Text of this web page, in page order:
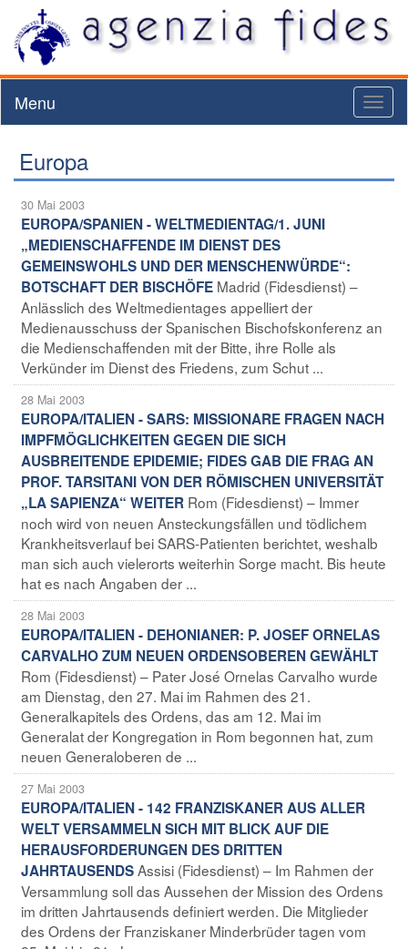
Menu
Europa
30 Mai 2003
EUROPA/SPANIEN - WELTMEDIENTAG/1. JUNI
„MEDIENSCHAFFENDE IM DIENST DES
GEMEINSWOHLS UND DER MENSCHENWÜRDE“:
BOTSCHAFT DER BISCHÖFE Madrid (Fidesdienst) –
Anlässlich des Weltmedientages appelliert der
Medienausschuss der Spanischen Bischofskonferenz an
die Medienschaffenden mit der Bitte, ihre Rolle als
Verkünder im Dienst des Friedens, zum Schut ...
28 Mai 2003
EUROPA/ITALIEN - SARS: MISSIONARE FRAGEN NACH
IMPFMÖGLICHKEITEN GEGEN DIE SICH
AUSBREITENDE EPIDEMIE; FIDES GAB DIE FRAG AN
PROF. TARSITANI VON DER RÖMISCHEN UNIVERSITÄT
„LA SAPIENZA“ WEITER Rom (Fidesdienst) – Immer
noch wird von neuen Ansteckungsfällen und tödlichem
Krankheitsverlauf bei SARS-Patienten berichtet, weshalb
man sich auch vielerorts weiterhin Sorge macht. Bis heute
hat es nach Angaben der ...
28 Mai 2003
EUROPA/ITALIEN - DEHONIANER: P. JOSEF ORNELAS
CARVALHO ZUM NEUEN ORDENSOBEREN GEWÄHLT
Rom (Fidesdienst) – Pater José Ornelas Carvalho wurde
am Dienstag, den 27. Mai im Rahmen des 21.
Generalkapitels des Ordens, das am 12. Mai im
Generalat der Kongregation in Rom begonnen hat, zum
neuen Generaloberen de ...
27 Mai 2003
EUROPA/ITALIEN - 142 FRANZISKANER AUS ALLER
WELT VERSAMMELN SICH MIT BLICK AUF DIE
HERAUSFORDERUNGEN DES DRITTEN
JAHRTAUSENDSAssisi (Fidesdienst) – Im Rahmen der
Versammlung soll das Aussehen der Mission des Ordens
im dritten Jahrtausends definiert werden. Die Mitglieder
des Ordens der Franziskaner Minderbrüder tagen vom